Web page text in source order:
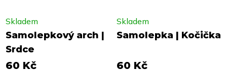
Samolepkový arch |
Srdce
Skladem
60 Kč
Samolepka | Kočička
Skladem
60 Kč